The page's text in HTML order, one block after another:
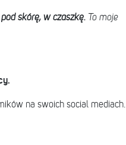
skórę, w czaszkę. To moje
na swoich social mediach.